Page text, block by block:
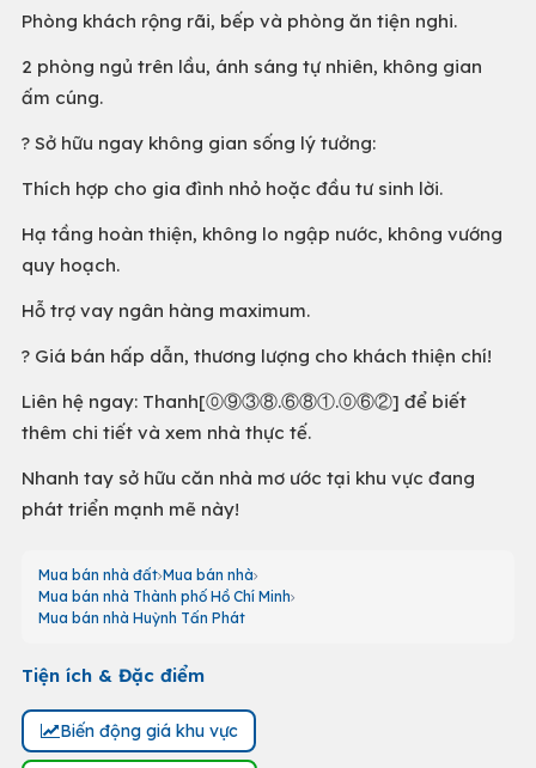
Phòng khách rộng rãi, bếp và phòng ăn tiện nghi.
2 phòng ngủ trên lầu, ánh sáng tự nhiên, không gian
ấm cúng.
? Sở hữu ngay không gian sống lý tưởng:
Thích hợp cho gia đình nhỏ hoặc đầu tư sinh lời.
Hạ tầng hoàn thiện, không lo ngập nước, không vướng
quy hoạch.
Hỗ trợ vay ngân hàng maximum.
? Giá bán hấp dẫn, thương lượng cho khách thiện chí!
Liên hệ ngay: Thanh[⓪⑨③⑧.⑥⑧①.⓪⑥②] để biết
thêm chi tiết và xem nhà thực tế.
Nhanh tay sở hữu căn nhà mơ ước tại khu vực đang
phát triển mạnh mẽ này!
Mua bán nhà đất Mua bán nhà
Mua bán nhà Thành phố Hồ Chí Minh
Mua bán nhà Huỳnh Tấn Phát
Tiện ích & Đặc điểm
Biến động giá khu vực